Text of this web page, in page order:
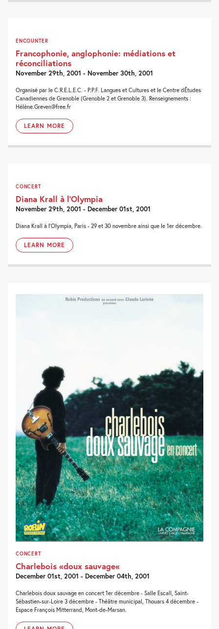
ENCOUNTER
Francophonie, anglophonie: médiations et
réconciliations
November 29th, 2001 - November 30th, 2001
Organisé par le C.R.E.L.E.C. - P.P.F. Langues et Cultures et le Centre dÉtudes
Canadiennes de Grenoble (Grenoble 2 et Grenoble 3). Renseignements :
Hélène.Greven@free.fr
LEARN MORE
CONCERT
Diana Krall à l’Olympia
November 29th, 2001 - December 01st, 2001
Diana Krall à l'Olympia, Paris - 29 et 30 novembre ainsi que le 1er décembre.
LEARN MORE
CONCERT
Charlebois «doux sauvage«
December 01st, 2001 - December 04th, 2001
Charlebois doux sauvage en concert 1er décembre - Salle Escall, Saint-
Sébastien-sur-Loire 3 décembre - Théâtre municipal, Thouars 4 décembre -
Espace François Mitterrand, Mont-de-Marsan.